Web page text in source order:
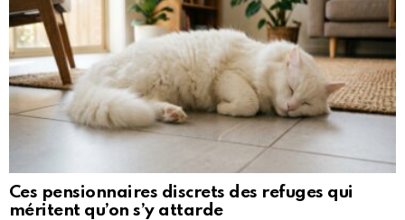
Ces pensionnaires discrets des refuges qui
méritent qu’on s’y attarde